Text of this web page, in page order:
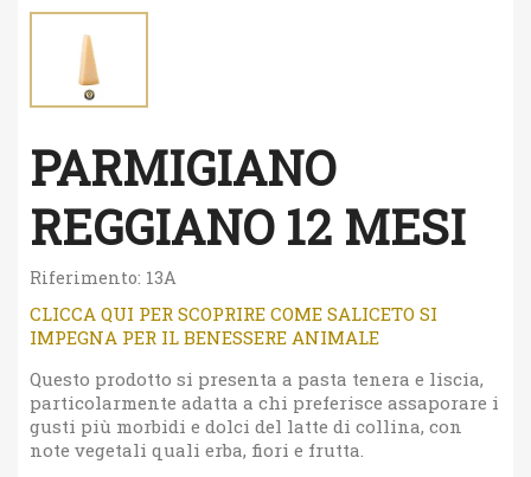
PARMIGIANO
REGGIANO 12 MESI
Riferimento: 13A
CLICCA QUI PER SCOPRIRE COME SALICETO SI
IMPEGNA PER IL BENESSERE ANIMALE
Questo prodotto si presenta a pasta tenera e liscia,
particolarmente adatta a chi preferisce assaporare i
gusti più morbidi e dolci del latte di collina, con
note vegetali quali erba, fiori e frutta.